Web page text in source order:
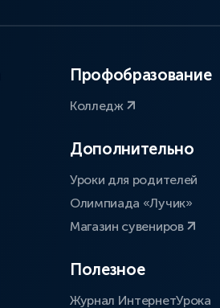
Профобразование
Колледж
Дополнительно
Уроки для родителей
Олимпиада «Лучик»
Магазин сувениров
Полезное
Журнал ИнтернетУрока